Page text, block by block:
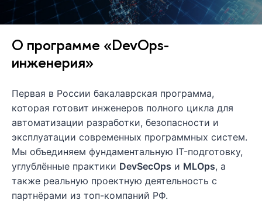
О программе «DevOps-
инженерия»
Первая в России бакалаврская программа,
которая готовит инженеров полного цикла для
автоматизации разработки, безопасности и
эксплуатации современных программных систем.
Мы объединяем фундаментальную IT-подготовку,
углублённые практики DevSecOps и MLOps, а
также реальную проектную деятельность с
партнёрами из топ-компаний РФ.